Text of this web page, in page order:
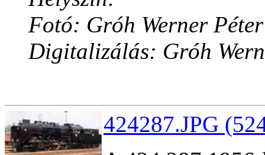
Fotó: Gróh Werner Péter
Digitalizálás: Gróh
424287.JPG